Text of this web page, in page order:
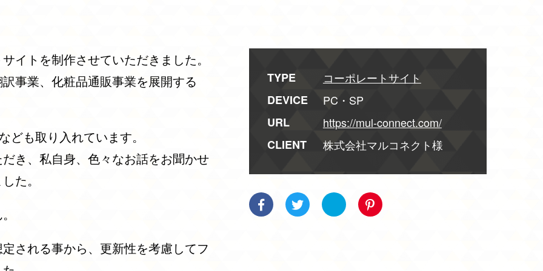
イトを制作させていただきました。
事業、化粧品通販事業を展開する
も取り入れています。
き、私自身、色々なお話をお聞かせ
た。
される事から、更新性を考慮してフ
TYPE
コーポレートサイト
DEVICE
PC・SP
URL
https://mul-connect.com/
CLIENT
株式会社マルコネクト様